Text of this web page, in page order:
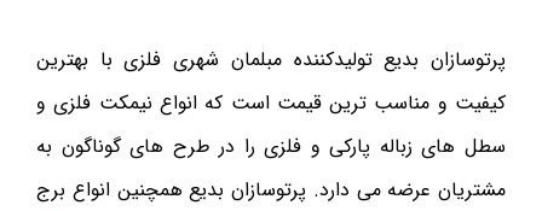
پرتوسازان بدیع تولیدکننده مبلمان شهری فلزی با بهترین
کیفیت و مناسب ترین قیمت است که انواع نیمکت فلزی و
سطل های زباله پارکی و فلزی را در طرح های گوناگون به
مشتریان عرضه می دارد. پرتوسازان بدیع همچنین انواع برج